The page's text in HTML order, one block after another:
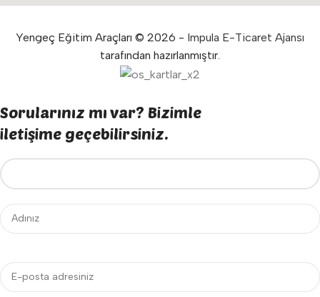
Yengeç Eğitim Araçları © 2026 - Impula E-Ticaret Ajansı
tarafından hazırlanmıştır.
Sorularınız mı var? Bizimle
iletişime geçebilirsiniz.